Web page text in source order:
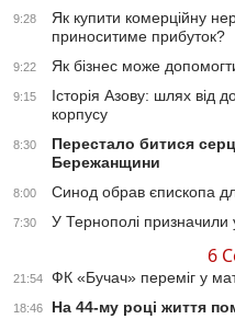
9:28
Як купити комерційну
приноситиме прибуток?
9:22 Як бізнес може
9:15
Історія Азову: шлях від
корпусу
8:30
Перестало битися
Бережанщини
8:00 Синод обрав єпископа
7:30 У Тернополі призначили
6
21:54 ФК «Бучач» переміг у
18:46 На 44-му році життя